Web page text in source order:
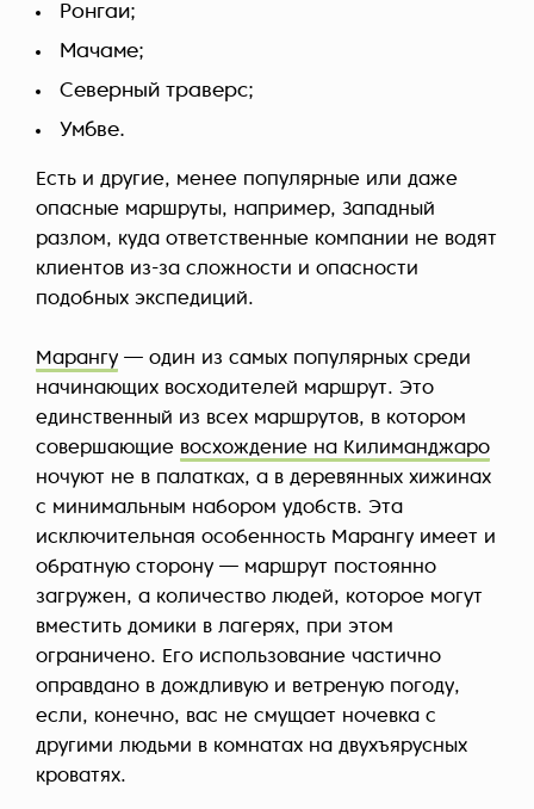
Ронгаи;
Мачаме;
Северный траверс;
Умбве.
Есть и другие, менее популярные или даже
опасные маршруты, например, Западный
разлом, куда ответственные компании не водят
клиентов из-за сложности и опасности
подобных экспедиций.
Марангу — один из самых популярных среди
начинающих восходителей маршрут. Это
единственный из всех маршрутов, в котором
совершающие восхождение на Килиманджаро
ночуют не в палатках, а в деревянных хижинах
с минимальным набором удобств. Эта
исключительная особенность Марангу имеет и
обратную сторону — маршрут постоянно
загружен, а количество людей, которое могут
вместить домики в лагерях, при этом
ограничено. Его использование частично
оправдано в дождливую и ветреную погоду,
если, конечно, вас не смущает ночевка с
другими людьми в комнатах на двухъярусных
кроватях.